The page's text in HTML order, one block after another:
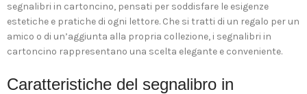
segnalibri in cartoncino, pensati per soddisfare le esigenze
estetiche e pratiche di ogni lettore. Che si tratti di un regalo per un
amico o di un’aggiunta alla propria collezione, i segnalibri in
cartoncino rappresentano una scelta elegante e conveniente.
Caratteristiche del segnalibro in